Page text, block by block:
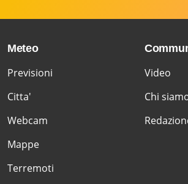
Meteo
Previsioni
Citta'
Webcam
Mappe
Terremoti
Video
Chi